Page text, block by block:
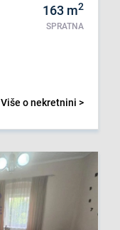
163 m2
SPRATNA
Više o nekretnini >